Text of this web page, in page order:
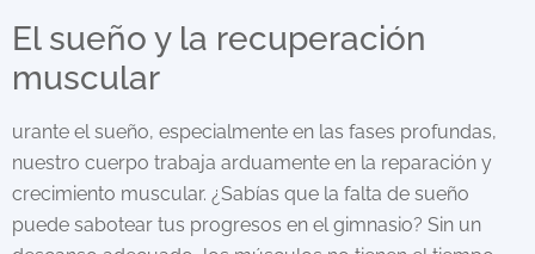
El sueño y la recuperación
muscular
urante el sueño, especialmente en las fases profundas,
nuestro cuerpo trabaja arduamente en la reparación y
crecimiento muscular. ¿Sabías que la falta de sueño
puede sabotear tus progresos en el gimnasio? Sin un